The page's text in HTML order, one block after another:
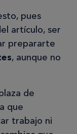
pues
artículo, ser
prepararte
, aunque no
de
que
trabajo ni